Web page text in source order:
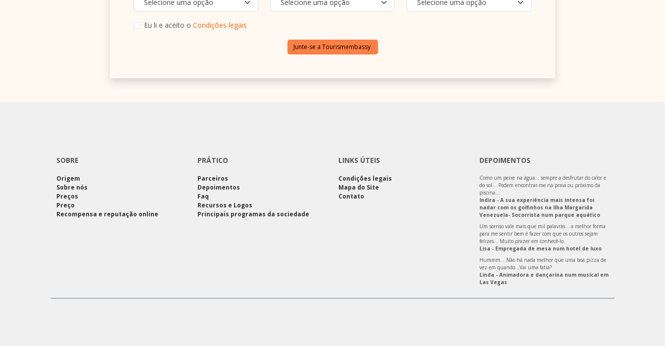
Selecione uma opção
Selecione uma opção
Selecione uma opção
Eu li e aceito o Condições legais
SOBRE
Origem
Sobre nós
Preços
Preço
Recompensa e reputação online
PRÁTICO
Parceiros
Depoimentos
Faq
Recursos e Logos
Principais programas da sociedade
LINKS ÚTEIS
Condições legais
Mapa do Site
Contato
DEPOIMENTOS
Como um peixe na água… sempre a desfrutar do calor e
do sol… Podem encontrar-me na praia ou próximo da
piscina…
Indira - A sua experiência mais intensa foi
nadar com os golfinhos na Ilha Margarida
Venezuela- Socorrista num parque aquático
Um sorriso vale mais que mil palavras… a melhor forma
para me sentir bem é fazer com que os outros sejam
felizes… Muito prazer em conhecê-lo.
Lisa - Empregada de mesa num hotel de luxo
Hummm… Não há nada melhor que uma boa pizza de
vez em quando…Vai uma fatia?
Linda - Animadora e dançarina num musical em
Las Vegas